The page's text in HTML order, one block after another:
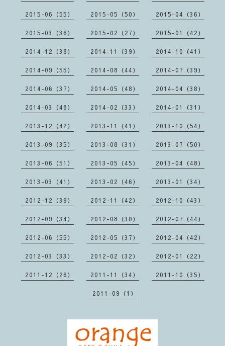
2015-06（55） 2015-05（50） 2015-04（36）
2015-03（36） 2015-02（27） 2015-01（42）
2014-12（38） 2014-11（39） 2014-10（41）
2014-09（55） 2014-08（44） 2014-07（39）
2014-06（37） 2014-05（48） 2014-04（38）
2014-03（48） 2014-02（33） 2014-01（31）
2013-12（42） 2013-11（41） 2013-10（54）
2013-09（35） 2013-08（31） 2013-07（50）
2013-06（51） 2013-05（45） 2013-04（48）
2013-03（41） 2013-02（46） 2013-01（34）
2012-12（39） 2012-11（42） 2012-10（43）
2012-09（34） 2012-08（30） 2012-07（44）
2012-06（55） 2012-05（37） 2012-04（42）
2012-03（33） 2012-02（32） 2012-01（22）
2011-12（26） 2011-11（34） 2011-10（35）
2011-09（1）